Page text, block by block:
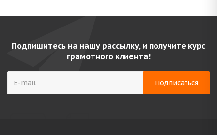
Подпишитесь на нашу рассылку, и получите курс
грамотного клиента!